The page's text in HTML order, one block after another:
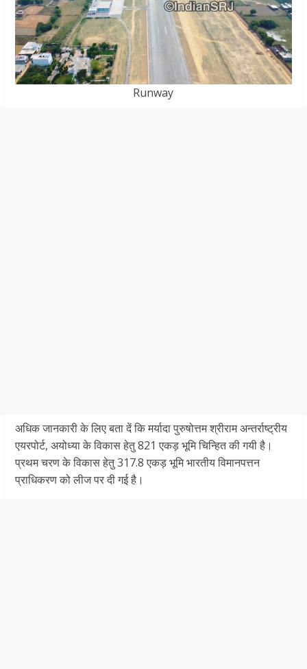
Runway
अधिक जानकारी के लिए बता दें कि मर्यादा पुरुषोत्तम श्रीराम अन्तर्राष्ट्रीय
एयरपोर्ट, अयोध्या के विकास हेतु 821 एकड़ भूमि चिन्हित की गयी है।
प्रथम चरण के विकास हेतु 317.8 एकड़ भूमि भारतीय विमानपत्तन
प्राधिकरण को लीज पर दी गई है।